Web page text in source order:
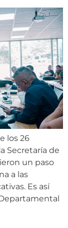
los 26
Secretaría de
un paso
a las
Es así